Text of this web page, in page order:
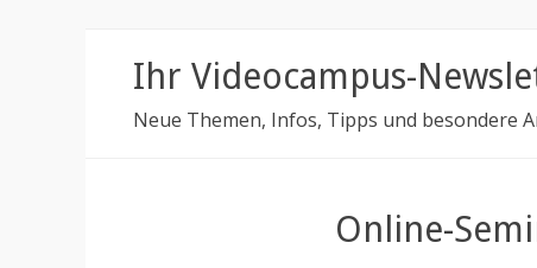
Ihr Videocampus-
Neue Themen, Infos, Tipps und besondere
Online-